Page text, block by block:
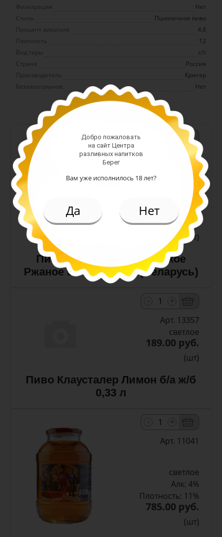
Фильтрация
Нет
Стиль
Пшеничное пиво
Процент алкоголя
4.8
Плотность
12
Вид тары
с/т
Страна
Россия
Производитель
Крюгер
Безалкогольное
Нет
Арт. 10990
темное
Алк: 5%
Плотность: 11.6%
186.00 руб.
(шт)
Пиво Лидское Жигулевское
Ржаное 5,0% с/т 0,5 л (Беларусь)
Арт. 13357
светлое
189.00 руб.
(шт)
Пиво Клаусталер Лимон б/а ж/б
0,33 л
Арт. 11041
светлое
Алк: 4%
Плотность: 11%
785.00 руб.
(шт)
Добро пожаловать
на сайт Центра
разливных напитков
Берег
Вам уже исполнилось 18 лет?
Да Нет